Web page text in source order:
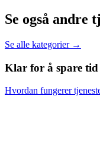
Se også andre
Se alle kategorier →
Klar for å spare tid
Hvordan fungerer